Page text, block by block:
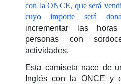
con la ONCE, que será
cuyo importe será
incrementar las
personas con
actividades.
Esta camiseta nace de
Inglés con la ONCE y